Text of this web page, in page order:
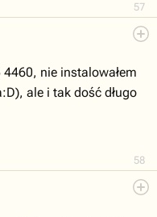
57
58
4460, nie instalowałem
ale i tak dość długo